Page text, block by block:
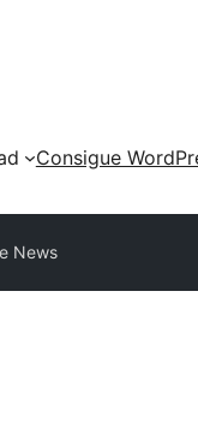
Consigue
News